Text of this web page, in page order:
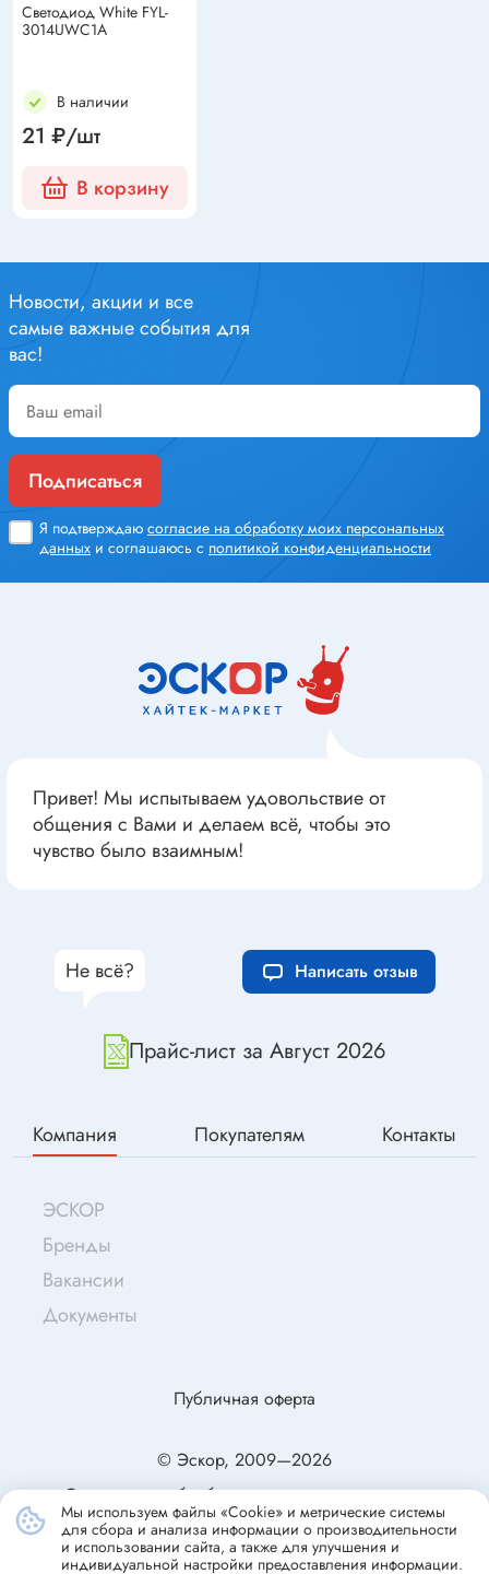
Светодиод White FYL-
3014UWC1A
В наличии
21 ₽/шт
В корзину
Новости, акции и все
самые важные события для
вас!
Подписаться
Я подтверждаю согласие на обработку моих персональных
данных и соглашаюсь с политикой конфиденциальности
Привет! Мы испытываем удовольствие от
общения с Вами и делаем всё, чтобы это
чувство было взаимным!
Прайс-лист за Август 2026
Не всё? Написать отзыв
Компания Покупателям Контакты
ЭСКОР
Бренды
Вакансии
Документы
© Эскор, 2009—2026
Согласие на обработку персональных данных
Политика конфиденциальности
Публичная оферта
Мы используем файлы «Cookie» и метрические системы
для сбора и анализа информации о производительности
и использовании сайта, а также для улучшения и
индивидуальной настройки предоставления информации.